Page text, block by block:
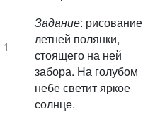
1
Задание: рисование
летней полянки,
стоящего на ней
забора. На голубом
небе светит яркое
солнце.